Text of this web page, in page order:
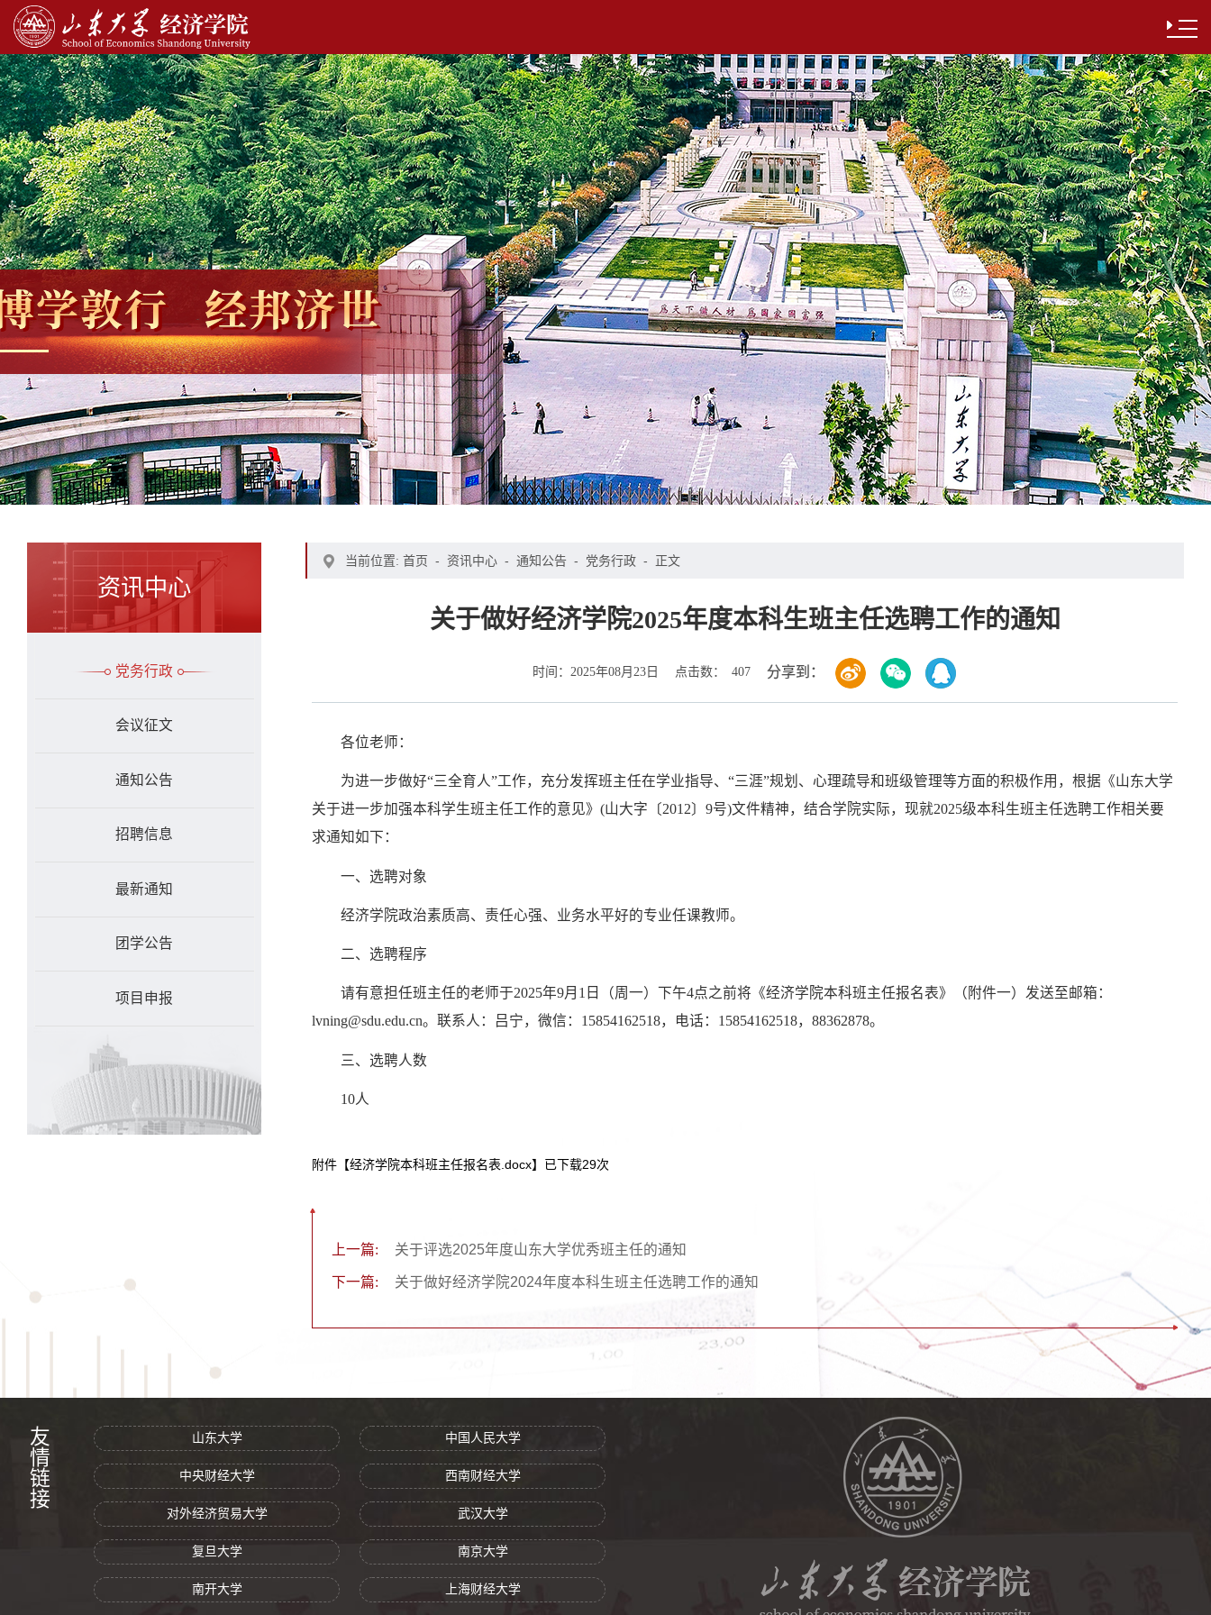
资讯中心
党务行政
会议征文
通知公告
招聘信息
最新通知
团学公告
项目申报
当前位置: 首页 - 资讯中心 - 通知公告 - 党务行政 - 正文
关于做好经济学院2025年度本科生班主任选聘工作的通知
时间： 2025年08月23日 点击数： 407 分享到：
各位老师：
为进一步做好“三全育人”工作，充分发挥班主任在学业指导、“三涯”规划、心理疏导和班级管理等方面的积极作用，根据《山东大学
关于进一步加强本科学生班主任工作的意见》(山大字〔2012〕9号)文件精神，结合学院实际，现就2025级本科生班主任选聘工作相关要
求通知如下：
一、选聘对象
经济学院政治素质高、责任心强、业务水平好的专业任课教师。
二、选聘程序
请有意担任班主任的老师于2025年9月1日（周一）下午4点之前将《经济学院本科班主任报名表》（附件一）发送至邮箱：
lvning@sdu.edu.cn。联系人：吕宁，微信：15854162518，电话：15854162518，88362878。
三、选聘人数
10人
附件【经济学院本科班主任报名表.docx】已下载29次
上一篇: 关于评选2025年度山东大学优秀班主任的通知
下一篇: 关于做好经济学院2024年度本科生班主任选聘工作的通知
友情链接 山东大学 中国人民大学
中央财经大学 西南财经大学
对外经济贸易大学 武汉大学
复旦大学 南京大学
南开大学 上海财经大学